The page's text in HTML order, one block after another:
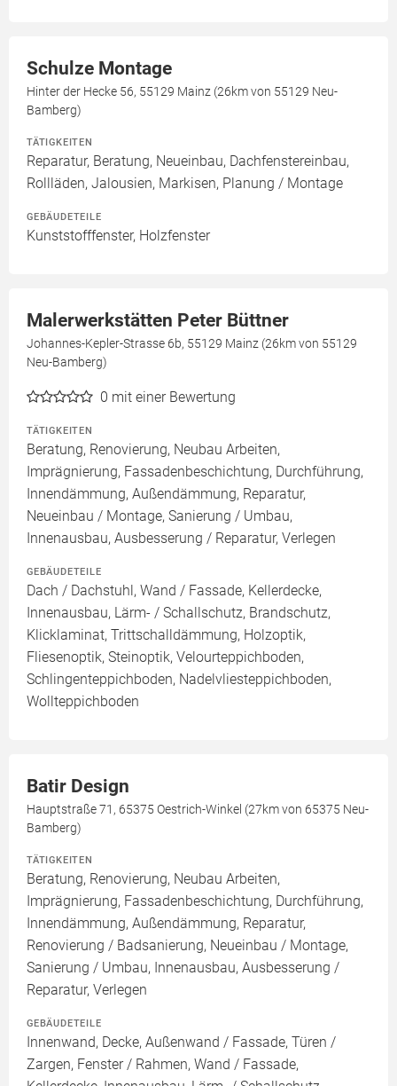
Schulze Montage
Hinter der Hecke 56, 55129 Mainz (26km von 55129 Neu-
Bamberg)
TÄTIGKEITEN
Reparatur, Beratung, Neueinbau, Dachfenstereinbau,
Rollläden, Jalousien, Markisen, Planung / Montage
GEBÄUDETEILE
Kunststofffenster, Holzfenster
Malerwerkstätten Peter Büttner
Johannes-Kepler-Strasse 6b, 55129 Mainz (26km von 55129
Neu-Bamberg)
0 mit einer Bewertung
TÄTIGKEITEN
Beratung, Renovierung, Neubau Arbeiten,
Imprägnierung, Fassadenbeschichtung, Durchführung,
Innendämmung, Außendämmung, Reparatur,
Neueinbau / Montage, Sanierung / Umbau,
Innenausbau, Ausbesserung / Reparatur, Verlegen
GEBÄUDETEILE
Dach / Dachstuhl, Wand / Fassade, Kellerdecke,
Innenausbau, Lärm- / Schallschutz, Brandschutz,
Klicklaminat, Trittschalldämmung, Holzoptik,
Fliesenoptik, Steinoptik, Velourteppichboden,
Schlingenteppichboden, Nadelvliesteppichboden,
Wollteppichboden
Batir Design
Hauptstraße 71, 65375 Oestrich-Winkel (27km von 65375 Neu-
Bamberg)
TÄTIGKEITEN
Beratung, Renovierung, Neubau Arbeiten,
Imprägnierung, Fassadenbeschichtung, Durchführung,
Innendämmung, Außendämmung, Reparatur,
Renovierung / Badsanierung, Neueinbau / Montage,
Sanierung / Umbau, Innenausbau, Ausbesserung /
Reparatur, Verlegen
GEBÄUDETEILE
Innenwand, Decke, Außenwand / Fassade, Türen /
Zargen, Fenster / Rahmen, Wand / Fassade,